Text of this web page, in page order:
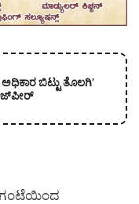
ಬಿಟ್ಟು ತೊಲಗಿ’
ಗಂಟೆಯಿಂದ